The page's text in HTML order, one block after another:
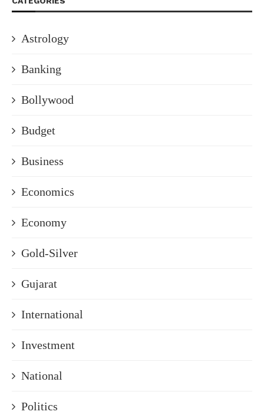
Astrology
Banking
Bollywood
Budget
Business
Economics
Economy
Gold-Silver
Gujarat
International
Investment
National
Politics